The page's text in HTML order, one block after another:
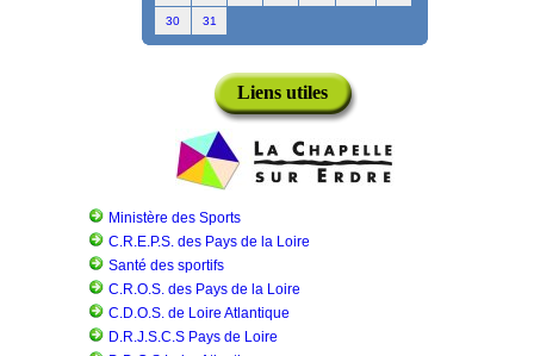
30 31
Liens utiles
Ministère des Sports
C.R.E.P.S. des Pays de la Loire
Santé des sportifs
C.R.O.S. des Pays de la Loire
C.D.O.S. de Loire Atlantique
D.R.J.S.C.S Pays de Loire